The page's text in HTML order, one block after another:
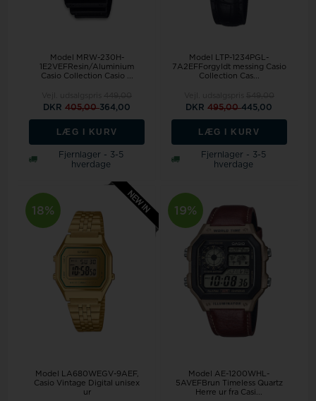
Model MRW-230H-
1E2VEFResin/Aluminium
Casio Collection Casio ...
DKR405,00364,00
LÆG I KURV
Fjernlager - 3-5
hverdage
Model LTP-1234PGL-
7A2EFForgyldt messing Casio
Collection Cas...
DKR495,00445,00
LÆG I KURV
Fjernlager - 3-5
hverdage
18%
Model LA680WEGV-9AEF
Casio Vintage Digital unisex
ur
19%
Model AE-1200WHL-
5AVEFBrun Timeless Quartz
Herre ur fra Casi...